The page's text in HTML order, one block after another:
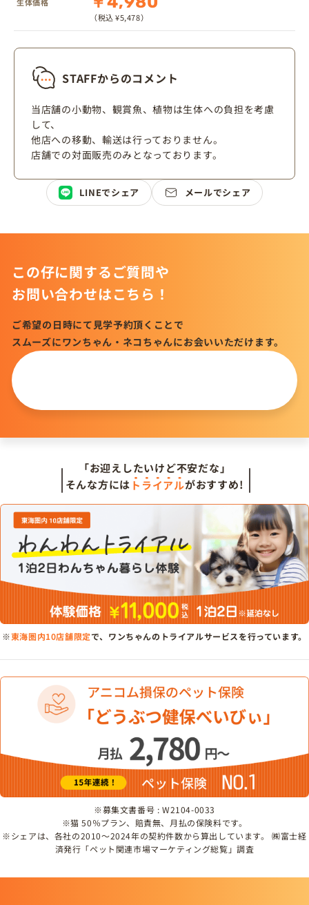
（税込 ¥5,478）
STAFFからのコメント
当店舗の小動物、観賞魚、植物は生体への負担を考慮
して、
他店への移動、輸送は行っておりません。
店舗での対面販売のみとなっております。
LINEでシェア メールでシェア
この仔に関するご質問や
お問い合わせはこちら！
ご希望の日時にて見学予約頂くことで
スムーズにワンちゃん・ネコちゃんにお会いいただけます。
「お迎えしたいけど不安だな」
そんな方には トライアルがおすすめ!
※東海圏内10店舗限定で、ワンちゃんのトライアルサービスを行っています。
※募集文書番号 : W2104-0033
※猫 50％プラン、賠責無、月払の保険料です。
※シェアは、各社の2010～2024年の契約件数から算出しています。 ㈱富士経
済発行「ペット関連市場マーケティング総覧」調査